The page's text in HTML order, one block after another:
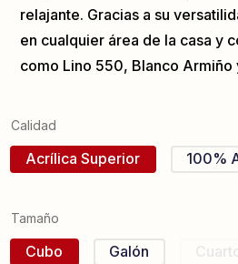
relajante. Gracias a su
en cualquier área de la casa y
como Lino 550, Blanco Armiño
Calidad
Acrílica Superior 100%
Tamaño
Cubo Galón